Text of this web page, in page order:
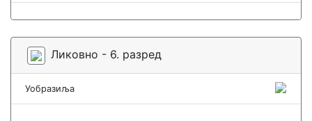
Ликовно - 6. разред
Уобразиља